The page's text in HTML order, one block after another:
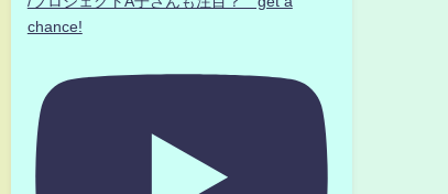
chance!